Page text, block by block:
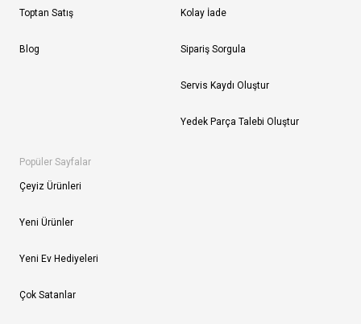
Toptan Satış
Blog
Kolay İade
Sipariş Sorgula
Servis Kaydı Oluştur
Yedek Parça Talebi Oluştur
Popüler Sayfalar
Çeyiz Ürünleri
Yeni Ürünler
Yeni Ev Hediyeleri
Çok Satanlar